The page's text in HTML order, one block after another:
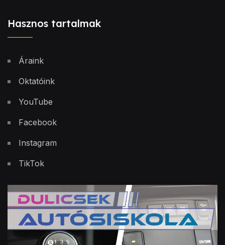
Hasznos tartalmak
Áraink
Oktatóink
YouTube
Facebook
Instagram
TikTok